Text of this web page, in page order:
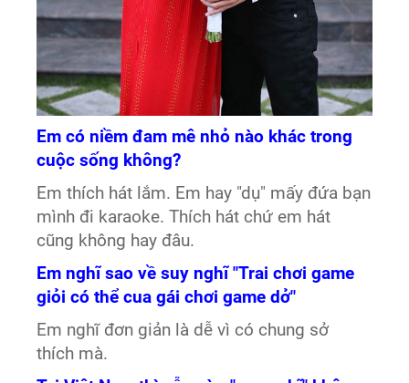
Em có niềm đam mê nhỏ nào khác trong
cuộc sống không?
Em thích hát lắm. Em hay "dụ" mấy đứa bạn
mình đi karaoke. Thích hát chứ em hát
cũng không hay đâu.
Em nghĩ sao về suy nghĩ "Trai chơi game
giỏi có thể cua gái chơi game dở"
Em nghĩ đơn giản là dễ vì có chung sở
thích mà.